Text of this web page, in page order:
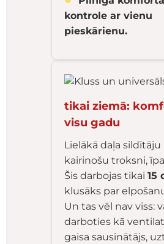
kontrole ar vienu
pieskārienu.
tikai ziemā:
visu gadu
Lielākā daļa sildītāju
kairinošu troksni,
Šis darbojas tikai 15
klusāks par
Un tas vēl nav viss:
darboties kā
gaisa sausinātājs,